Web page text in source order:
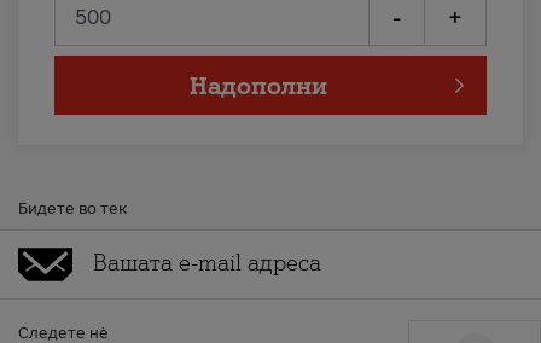
- +
Надополни
Бидете во тек
Следете нè